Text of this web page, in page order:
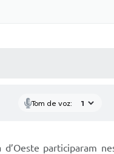
Tom de voz:
participaram